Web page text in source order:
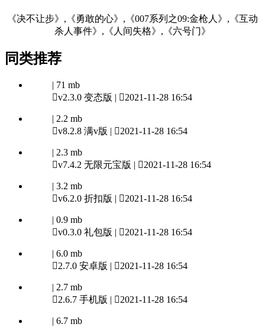
《决不让步》,《勇敢的心》,《007系列之09:金枪人》,《互动
杀人事件》,《人间失格》,《六号门》
同类推荐
| 71 mb
v2.3.0 变态版 | 2021-11-28 16:54
| 2.2 mb
v8.2.8 满v版 | 2021-11-28 16:54
| 2.3 mb
v7.4.2 无限元宝版 | 2021-11-28 16:54
| 3.2 mb
v6.2.0 折扣版 | 2021-11-28 16:54
| 0.9 mb
v0.3.0 礼包版 | 2021-11-28 16:54
| 6.0 mb
2.7.0 安卓版 | 2021-11-28 16:54
| 2.7 mb
2.6.7 手机版 | 2021-11-28 16:54
| 6.7 mb